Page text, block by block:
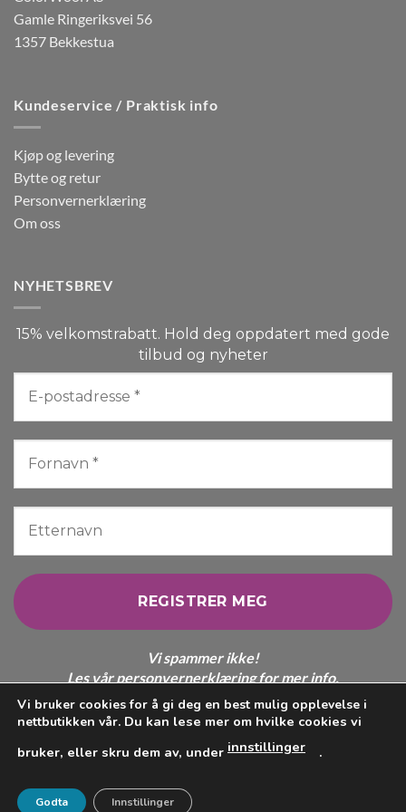
Gamle Ringeriksvei 56
1357 Bekkestua
Kundeservice / Praktisk info
Kjøp og levering
Bytte og retur
Personvernerklæring
Om oss
NYHETSBREV
15% velkomstrabatt. Hold deg oppdatert med gode
tilbud og nyheter
Vi spammer ikke!
Les vårpersonvernerklæringfor mer info.
OPPHAVSRETT 2026 © COLORWOOL
Vi bruker cookies for å gi deg en best mulig opplevelse i
nettbutikken vår. Du kan lese mer om hvilke cookies vi
bruker, eller skru dem av, under innstillinger .
Godta Innstillinger